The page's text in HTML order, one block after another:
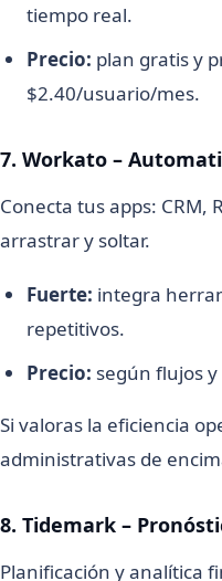
tiempo real.
Precio: plan gratis y
$2.40/usuario/mes.
7. Workato –
Conecta tus apps: CRM,
arrastrar y soltar.
Fuerte: integra
repetitivos.
Precio: según flujos
Si valoras la eficiencia
administrativas de
8. Tidemark –
Planificación y analítica